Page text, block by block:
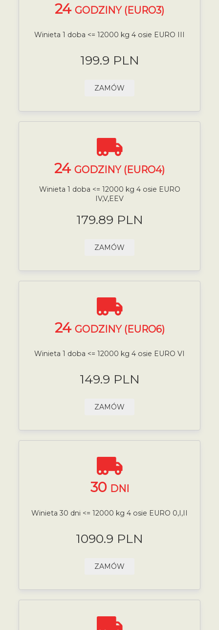
24 GODZINY (EURO3)
Winieta 1 doba <= 12000 kg 4 osie EURO III
199.9 PLN
ZAMÓW
24 GODZINY (EURO4)
Winieta 1 doba <= 12000 kg 4 osie EURO
IV,V,EEV
179.89 PLN
ZAMÓW
24 GODZINY (EURO6)
Winieta 1 doba <= 12000 kg 4 osie EURO VI
149.9 PLN
ZAMÓW
30 DNI
Winieta 30 dni <= 12000 kg 4 osie EURO 0,I,II
1090.9 PLN
ZAMÓW